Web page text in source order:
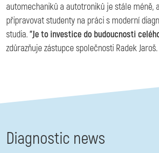
automechaniků a autotroniků je stále méně,
připravovat studenty na práci s moderní
studia."Je to investice do budoucnosti
zdůrazňuje zástupce společnosti Radek Jaroš.
Diagnostic news